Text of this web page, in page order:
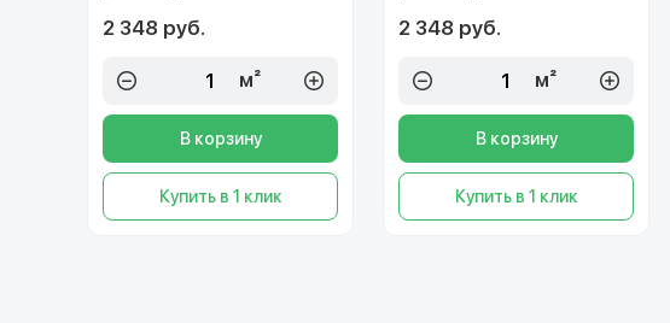
2 348 руб.
м²
В корзину
Купить в 1 клик
2 348 руб.
м²
В корзину
Купить в 1 клик